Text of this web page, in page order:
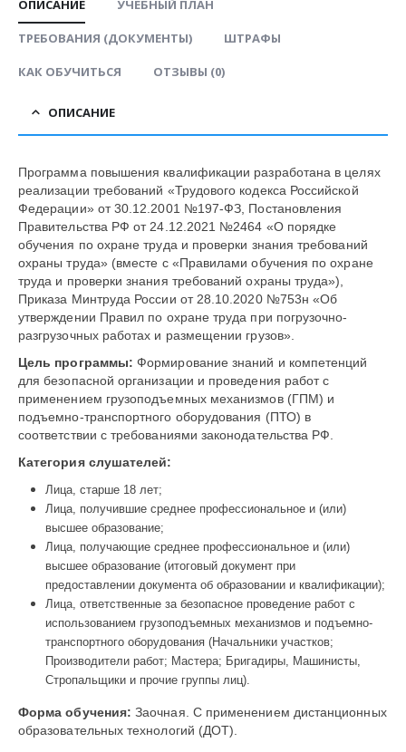
ОПИСАНИЕ УЧЕБНЫЙ ПЛАН
ТРЕБОВАНИЯ (ДОКУМЕНТЫ) ШТРАФЫ
КАК ОБУЧИТЬСЯ ОТЗЫВЫ (0)
ОПИСАНИЕ
Программа повышения квалификации разработана в целях
реализации требований «Трудового кодекса Российской
Федерации» от 30.12.2001 №197-ФЗ, Постановления
Правительства РФ от 24.12.2021 №2464 «О порядке
обучения по охране труда и проверки знания требований
охраны труда» (вместе с «Правилами обучения по охране
труда и проверки знания требований охраны труда»),
Приказа Минтруда России от 28.10.2020 №753н «Об
утверждении Правил по охране труда при погрузочно-
разгрузочных работах и размещении грузов».
Цель программы: Формирование знаний и компетенций
для безопасной организации и проведения работ с
применением грузоподъемных механизмов (ГПМ) и
подъемно-транспортного оборудования (ПТО) в
соответствии с требованиями законодательства РФ.
Категория слушателей:
Лица, старше 18 лет;
Лица, получившие среднее профессиональное и (или)
высшее образование;
Лица, получающие среднее профессиональное и (или)
высшее образование (итоговый документ при
предоставлении документа об образовании и квалификации);
Лица, ответственные за безопасное проведение работ с
использованием грузоподъемных механизмов и подъемно-
транспортного оборудования (Начальники участков;
Производители работ; Мастера; Бригадиры, Машинисты,
Стропальщики и прочие группы лиц).
Форма обучения: Заочная. С применением дистанционных
образовательных технологий (ДОТ).